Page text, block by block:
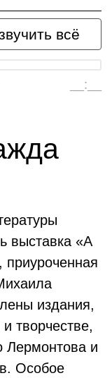
всё
__:__
выставка «А
издания,
творчестве,
Лермонтова и
Особое